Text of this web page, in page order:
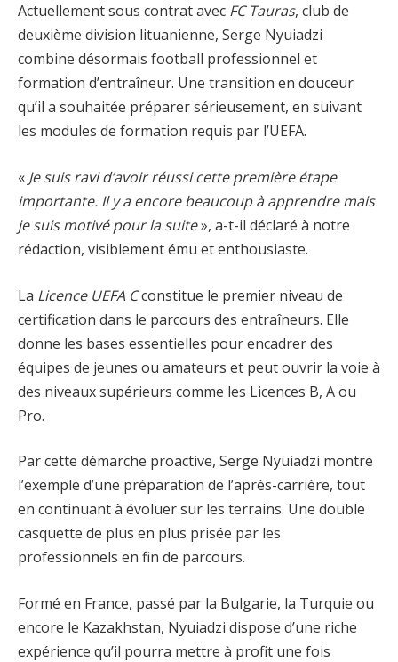
Actuellement sous contrat avec FC Tauras, club de
deuxième division lituanienne, Serge Nyuiadzi
combine désormais football professionnel et
formation d’entraîneur. Une transition en douceur
qu’il a souhaitée préparer sérieusement, en suivant
les modules de formation requis par l’UEFA.
« Je suis ravi d’avoir réussi cette première étape
importante. Il y a encore beaucoup à apprendre mais
je suis motivé pour la suite», a-t-il déclaré à notre
rédaction, visiblement ému et enthousiaste.
La Licence UEFA Cconstitue le premier niveau de
certification dans le parcours des entraîneurs. Elle
donne les bases essentielles pour encadrer des
équipes de jeunes ou amateurs et peut ouvrir la voie à
des niveaux supérieurs comme les Licences B, A ou
Pro.
Par cette démarche proactive, Serge Nyuiadzi montre
l’exemple d’une préparation de l’après-carrière, tout
en continuant à évoluer sur les terrains. Une double
casquette de plus en plus prisée par les
professionnels en fin de parcours.
Formé en France, passé par la Bulgarie, la Turquie ou
encore le Kazakhstan, Nyuiadzi dispose d’une riche
expérience qu’il pourra mettre à profit une fois